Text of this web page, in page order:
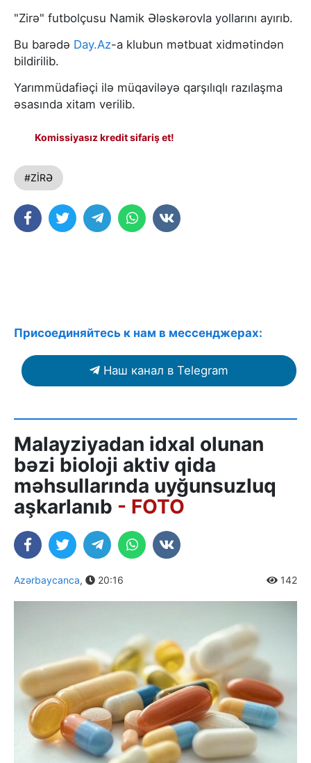
"Zirə" futbolçusu Namik Ələskərovla yollarını ayırıb.
Bu barədə Day.Az-a klubun mətbuat xidmətindən
bildirilib.
Yarımmüdafiəçi ilə müqaviləyə qarşılıqlı razılaşma
əsasında xitam verilib.
Komissiyasız kredit sifariş et!
#ZİRƏ
Присоединяйтесь к нам в мессенджерах:
Наш канал в Telegram
Malayziyadan idxal olunan
bəzi bioloji aktiv qida
məhsullarında uyğunsuzluq
aşkarlanıb - FOTO
Azərbaycanca, 20:16 142